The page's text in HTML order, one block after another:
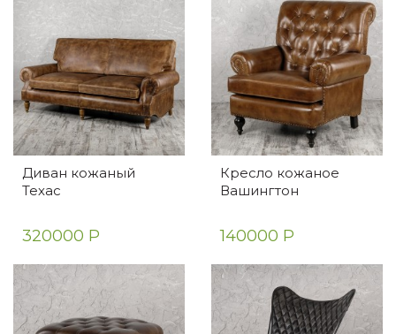
Диван кожаный
Техас
320000 Р
Кресло кожаное
Вашингтон
140000 Р